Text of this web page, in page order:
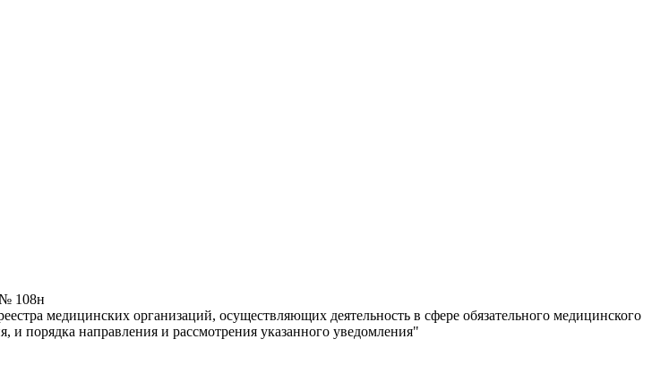
№ 108н
медицинских организаций, осуществляющих деятельность в сфере обязательного медицинского
и порядка направления и рассмотрения указанного уведомления"